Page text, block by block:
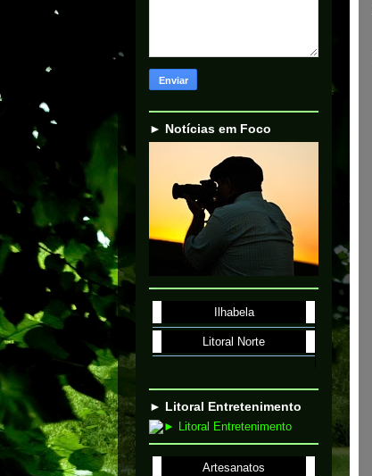
► Notícias em Foco
Ilhabela
Litoral Norte
► Litoral Entretenimento
Artesanatos